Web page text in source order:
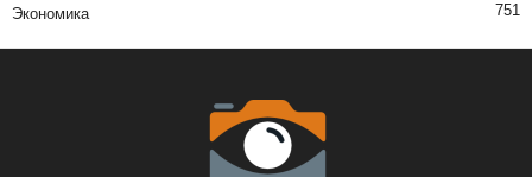
Экономика 751